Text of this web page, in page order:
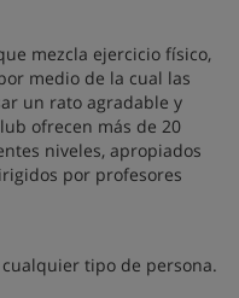
mezcla ejercicio físico,
medio de la cual las
un rato agradable y
ofrecen más de 20
niveles, apropiados
por profesores
tipo de persona.